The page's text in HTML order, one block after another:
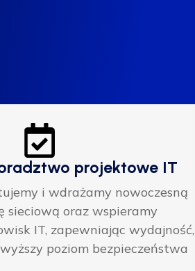
projektowe IT
i wdrażamy nowoczesną
sieciową oraz wspieramy
IT, zapewniając wydajność,
poziom bezpieczeństwa